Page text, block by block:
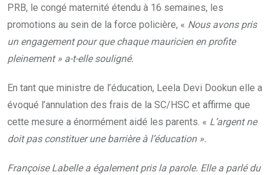
PRB, le congé maternité étendu à 16 semaines, les
promotions au sein de la force policière, « Nous avons pris
un engagement pour que chaque mauricien en profite
pleinement » a-t-elle souligné.
En tant que ministre de l’éducation, Leela Devi Dookun elle a
évoqué l’annulation des frais de la SC/HSC et affirme que
cette mesure a énormément aidé les parents. « L’argent ne
doit pas constituer une barrière à l’éducation ».
Françoise Labelle a également pris la parole. Elle a parlé du